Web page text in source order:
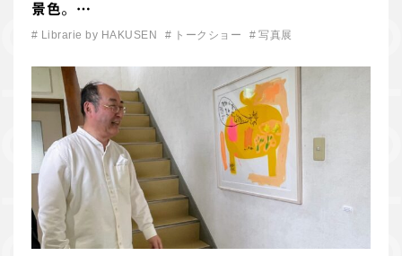
景色。…
# Librarie by HAKUSEN # トークショー # 写真展